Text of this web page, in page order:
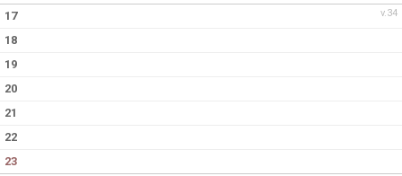
v.34
17
18
19
20
21
22
23